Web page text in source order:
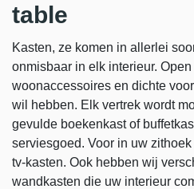
table
Kasten, ze komen in allerlei
onmisbaar in elk interieur.
woonaccessoires en dichte
wil hebben. Elk vertrek wordt
gevulde boekenkast of
serviesgoed. Voor in uw
tv-kasten. Ook hebben wij
wandkasten die uw interieur